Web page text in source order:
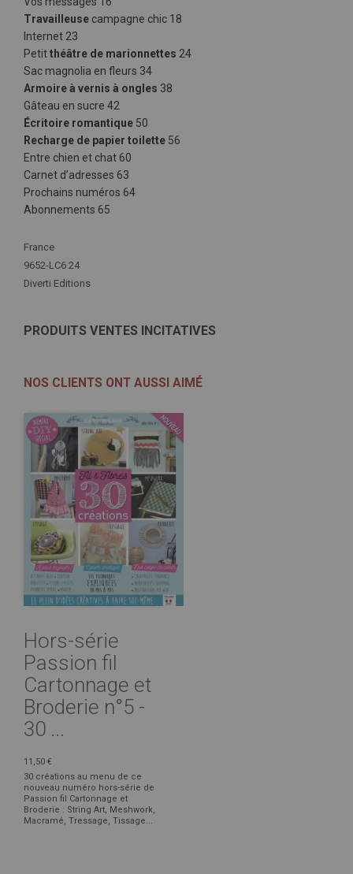
Travailleuse campagne chic 18
Internet 23
Petitthéâtre de marionnettes 24
Sac magnolia en fleurs 34
Armoire à vernis à ongles 38
Gâteau en sucre 42
Écritoire romantique 50
Recharge de papier toilette 56
Entre chien et chat 60
Carnet d’adresses 63
Prochains numéros 64
Abonnements 65
Plus
d'infos
France
9652-LC6 24
Diverti Editions
PRODUITS VENTES INCITATIVES
NOS CLIENTS ONT AUSSI AIMÉ
Hors-série
Passion fil
Cartonnage et
Broderie n°5 -
30 ...
11,50 €
30 créations au menu de ce
nouveau numéro hors-série de
Passion fil Cartonnage et
Broderie : String Art, Meshwork,
Macramé, Tressage, Tissage...